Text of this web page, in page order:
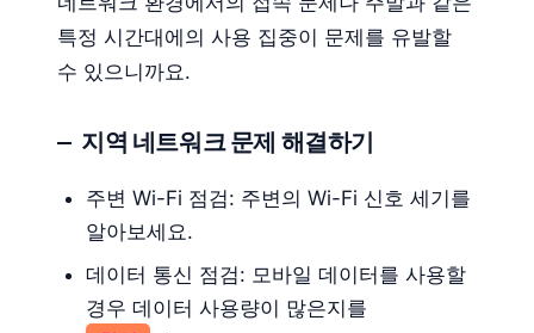
특정 시간대에의 사용 집중이 문제를 유발할
수 있으니까요.
지역 네트워크 문제 해결하기
주변 Wi-Fi 점검: 주변의 Wi-Fi 신호 세기를
알아보세요.
데이터 통신 점검: 모바일 데이터를 사용할
경우 데이터 사용량이 많은지를